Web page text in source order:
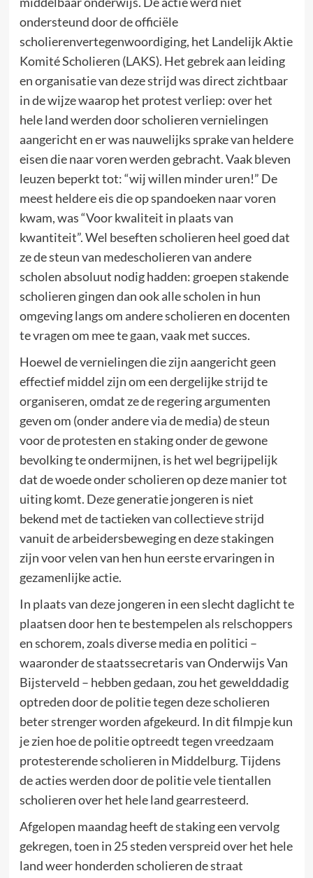
ondersteund door de officiële
scholierenvertegenwoordiging, het Landelijk Aktie
Komité Scholieren (LAKS). Het gebrek aan leiding
en organisatie van deze strijd was direct zichtbaar
in de wijze waarop het protest verliep: over het
hele land werden door scholieren vernielingen
aangericht en er was nauwelijks sprake van heldere
eisen die naar voren werden gebracht. Vaak bleven
leuzen beperkt tot: “wij willen minder uren!” De
meest heldere eis die op spandoeken naar voren
kwam, was “Voor kwaliteit in plaats van
kwantiteit”. Wel beseften scholieren heel goed dat
ze de steun van medescholieren van andere
scholen absoluut nodig hadden: groepen stakende
scholieren gingen dan ook alle scholen in hun
omgeving langs om andere scholieren en docenten
te vragen om mee te gaan, vaak met succes.
Hoewel de vernielingen die zijn aangericht geen
effectief middel zijn om een dergelijke strijd te
organiseren, omdat ze de regering argumenten
geven om (onder andere via de media) de steun
voor de protesten en staking onder de gewone
bevolking te ondermijnen, is het wel begrijpelijk
dat de woede onder scholieren op deze manier tot
uiting komt. Deze generatie jongeren is niet
bekend met de tactieken van collectieve strijd
vanuit de arbeidersbeweging en deze stakingen
zijn voor velen van hen hun eerste ervaringen in
gezamenlijke actie.
In plaats van deze jongeren in een slecht daglicht te
plaatsen door hen te bestempelen als relschoppers
en schorem, zoals diverse media en politici –
waaronder de staatssecretaris van Onderwijs Van
Bijsterveld – hebben gedaan, zou het gewelddadig
optreden door de politie tegen deze scholieren
beter strenger worden afgekeurd. In dit filmpje kun
je zien hoe de politie optreedt tegen vreedzaam
protesterende scholieren in Middelburg. Tijdens
de acties werden door de politie vele tientallen
scholieren over het hele land gearresteerd.
Afgelopen maandag heeft de staking een vervolg
gekregen, toen in 25 steden verspreid over het hele
land weer honderden scholieren de straat